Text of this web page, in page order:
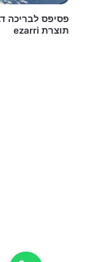
תוצרת ezarri